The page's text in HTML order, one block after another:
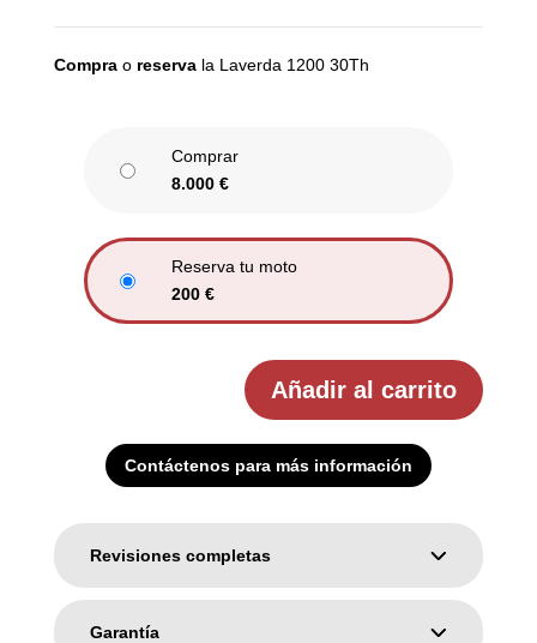
Compra o reservala Laverda 1200 30Th
Comprar
8.000 €
Reserva tu moto
200 €
Añadir al carrito
Contáctenos para más información
Revisiones completas
Garantía